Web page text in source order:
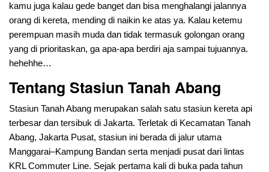
kamu juga kalau gede banget dan bisa menghalangi jalannya
orang di kereta, mending di naikin ke atas ya. Kalau ketemu
perempuan masih muda dan tidak termasuk golongan orang
yang di prioritaskan, ga apa-apa berdiri aja sampai tujuannya.
hehehhe…
Tentang Stasiun Tanah Abang
Stasiun Tanah Abang merupakan salah satu stasiun kereta api
terbesar dan tersibuk di Jakarta. Terletak di Kecamatan Tanah
Abang, Jakarta Pusat, stasiun ini berada di jalur utama
Manggarai–Kampung Bandan serta menjadi pusat dari lintas
KRL Commuter Line. Sejak pertama kali di buka pada tahun